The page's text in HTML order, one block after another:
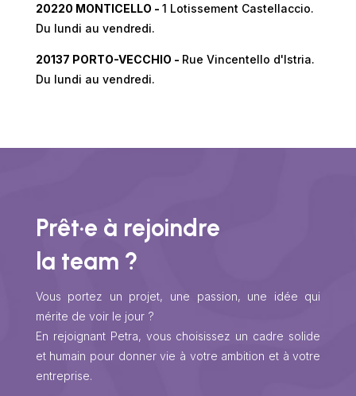
20220 MONTICELLO - 1 Lotissement Castellaccio.
Du lundi au vendredi.
20137 PORTO-VECCHIO - Rue Vincentello d'Istria.
Du lundi au vendredi.
Prêt·e à rejoindre
la team ?
Vous portez un projet, une passion, une idée qui
mérite de voir le jour ?
En rejoignant Petra, vous choisissez un cadre solide
et humain pour donner vie à votre ambition et à votre
entreprise.